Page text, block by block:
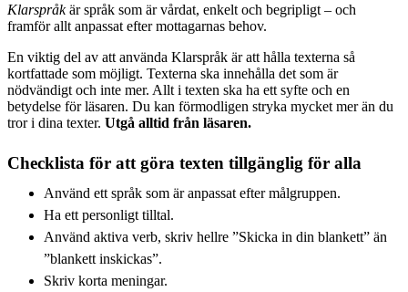
Klarspråkär språk som är vårdat, enkelt och begripligt – och
framför allt anpassat efter mottagarnas behov.
En viktig del av att använda Klarspråk är att hålla texterna så
kortfattade som möjligt. Texterna ska innehålla det som är
nödvändigt och inte mer. Allt i texten ska ha ett syfte och en
betydelse för läsaren. Du kan förmodligen stryka mycket mer än du
tror i dina texter. Utgå alltid från läsaren.
Checklista för att göra texten tillgänglig för alla
Använd ett språk som är anpassat efter målgruppen.
Ha ett personligt tilltal.
Använd aktiva verb, skriv hellre ”Skicka in din blankett” än
”blankett inskickas”.
Skriv korta meningar.